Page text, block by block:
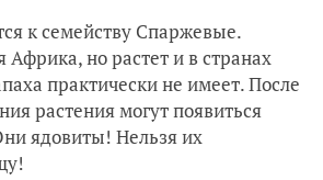
к семейству Спаржевые.
Африка, но растет и в странах
практически не имеет. После
растения могут появиться
ядовиты! Нельзя их